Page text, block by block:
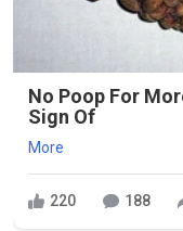
No Poop For
Sign Of
More
220 188